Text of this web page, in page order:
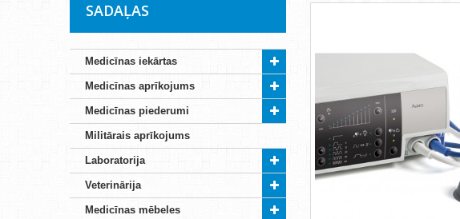
SADAĻAS
Medicīnas iekārtas
Medicīnas aprīkojums
Medicīnas piederumi
Militārais aprīkojums
Laboratorija
Veterinārija
Medicīnas mēbeles